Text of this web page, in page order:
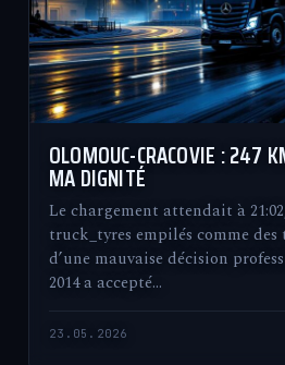
OLOMOUC-CRACOVIE : 247
MA DIGNITÉ
Le chargement attendait à
truck_tyres empilés comme
d’une mauvaise décision
2014 a accepté…
23.05.2026